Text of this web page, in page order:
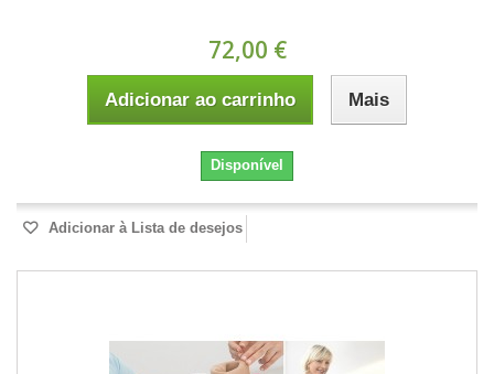
72,00 €
Adicionar ao carrinho Mais
Disponível
Adicionar à Lista de desejos